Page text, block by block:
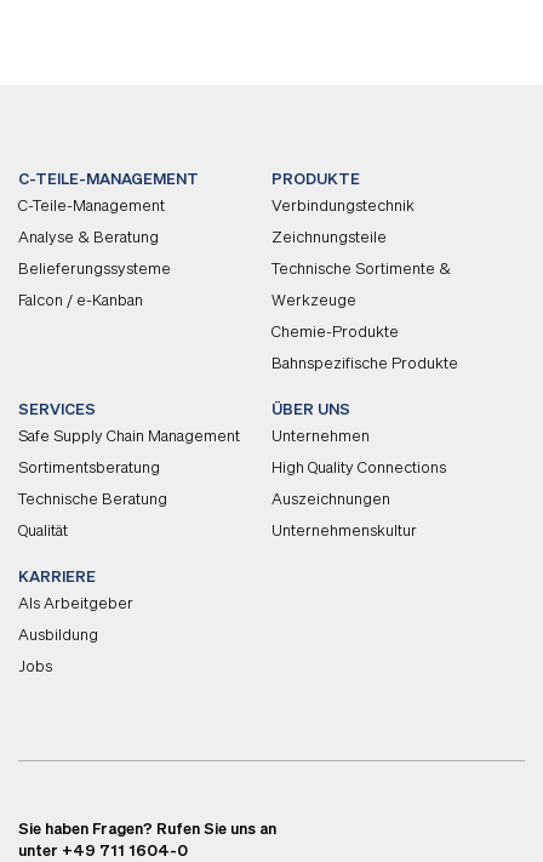
C-TEILE-MANAGEMENT
C-Teile-Management
Analyse & Beratung
Belieferungssysteme
Falcon / e-Kanban
PRODUKTE
Verbindungstechnik
Zeichnungsteile
Technische Sortimente &
Werkzeuge
Chemie-Produkte
Bahnspezifische Produkte
SERVICES
Safe Supply Chain Management
Sortimentsberatung
Technische Beratung
Qualität
ÜBER UNS
Unternehmen
High Quality Connections
Auszeichnungen
Unternehmenskultur
KARRIERE
Als Arbeitgeber
Ausbildung
Jobs
Sie haben Fragen? Rufen Sie uns an
unter +49 711 1604-0